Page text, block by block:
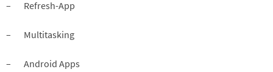
– Refresh-App
– Multitasking
– Android Apps